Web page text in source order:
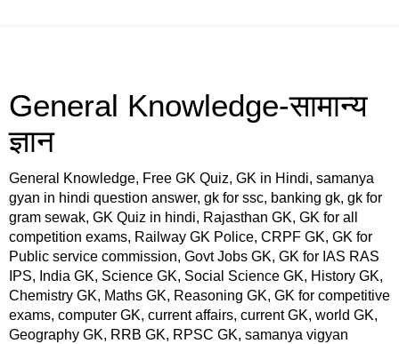
General Knowledge-सामान्य
ज्ञान
General Knowledge, Free GK Quiz, GK in Hindi, samanya
gyan in hindi question answer, gk for ssc, banking gk, gk for
gram sewak, GK Quiz in hindi, Rajasthan GK, GK for all
competition exams, Railway GK Police, CRPF GK, GK for
Public service commission, Govt Jobs GK, GK for IAS RAS
IPS, India GK, Science GK, Social Science GK, History GK,
Chemistry GK, Maths GK, Reasoning GK, GK for competitive
exams, computer GK, current affairs, current GK, world GK,
Geography GK, RRB GK, RPSC GK, samanya vigyan